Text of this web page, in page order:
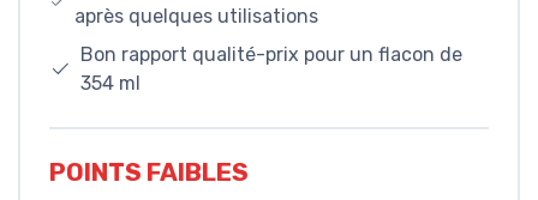
après quelques utilisations
Bon rapport qualité-prix pour un flacon de
354 ml
POINTS FAIBLES